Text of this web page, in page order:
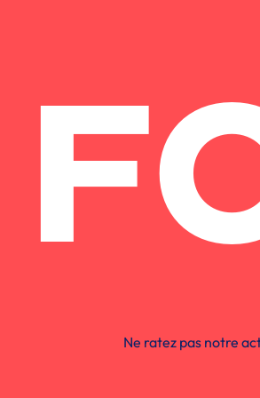
Ne ratez pas notre